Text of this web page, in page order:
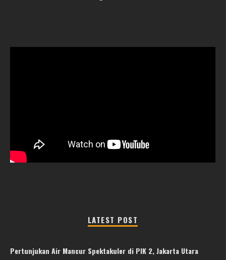
LATEST POST
Pertunjukan Air Mancur Spektakuler di PIK 2, Jakarta Utara